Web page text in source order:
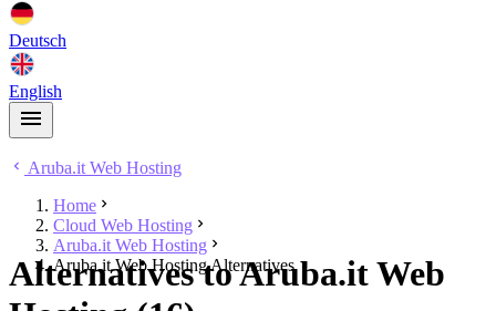
Deutsch
English
Aruba.it Web Hosting
Home
Cloud Web Hosting
Aruba.it Web Hosting
Aruba.it Web Hosting Alternatives
Alternatives to Aruba.it Web